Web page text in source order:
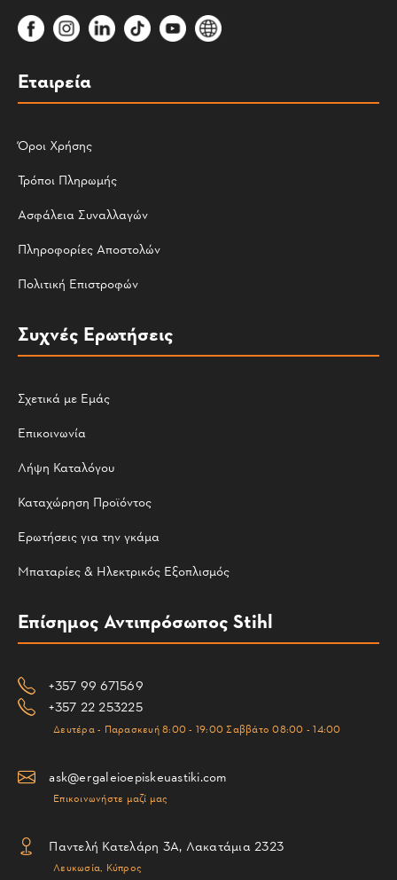
Εταιρεία
Όροι Χρήσης
Τρόποι Πληρωμής
Ασφάλεια Συναλλαγών
Πληροφορίες Αποστολών
Πολιτική Επιστροφών
Συχνές Ερωτήσεις
Σχετικά με Εμάς
Επικοινωνία
Λήψη Καταλόγου
Καταχώρηση Προϊόντος
Ερωτήσεις για την γκάμα
Μπαταρίες & Ηλεκτρικός Εξοπλισμός
Επίσημος Αντιπρόσωπος Stihl
+357 99 671569
+357 22 253225
Δευτέρα - Παρασκευή 8:00 - 19:00 Σαββάτο 08:00 - 14:00
ask@ergaleioepiskeuastiki.com
Επικοινωνήστε μαζί μας
Παντελή Κατελάρη 3Α, Λακατάμια 2323
Λευκωσία, Κύπρος